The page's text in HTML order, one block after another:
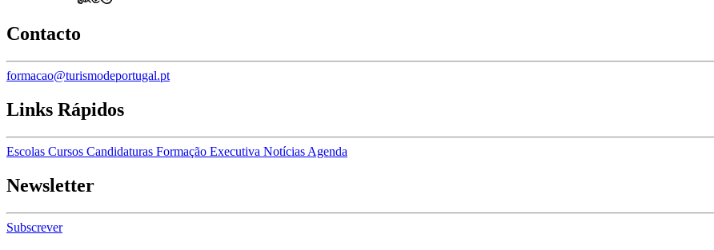
Contacto
formacao@turismodeportugal.pt
Links Rápidos
Escolas Cursos Candidaturas Formação Executiva Notícias Agenda
Newsletter
Subscrever